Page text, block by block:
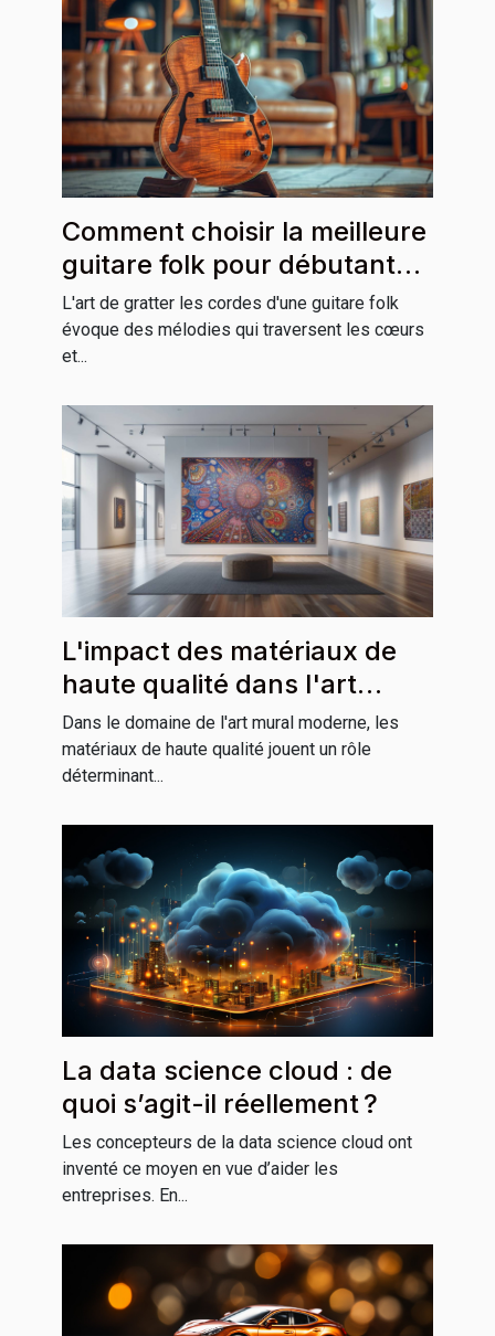
Comment choisir la meilleure
guitare folk pour débutants
et professionnels
L'art de gratter les cordes d'une guitare folk
évoque des mélodies qui traversent les cœurs
et...
L'impact des matériaux de
haute qualité dans l'art
mural moderne
Dans le domaine de l'art mural moderne, les
matériaux de haute qualité jouent un rôle
déterminant...
La data science cloud : de
quoi s’agit-il réellement ?
Les concepteurs de la data science cloud ont
inventé ce moyen en vue d’aider les
entreprises. En...